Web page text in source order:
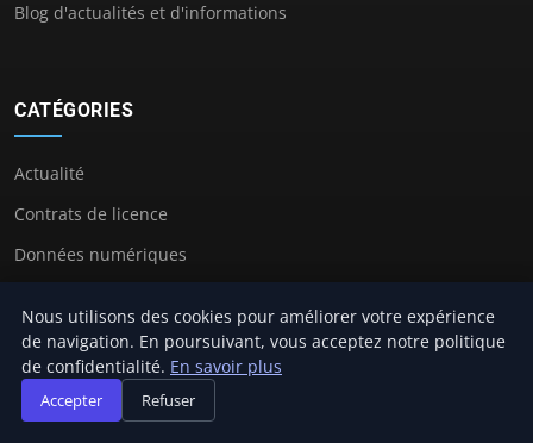
Blog d'actualités et d'informations
CATÉGORIES
Actualité
Contrats de licence
Données numériques
Litiges en contrefaçon
Protection des marques
Nous utilisons des cookies pour améliorer votre expérience
de navigation. En poursuivant, vous acceptez notre politique
de confidentialité. En savoir plus
Accepter Refuser